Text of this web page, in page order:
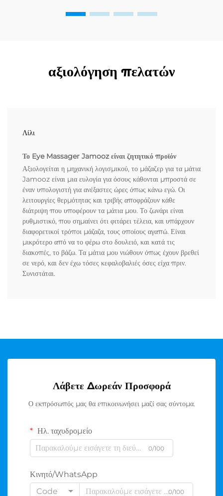
αξιολόγηση πελατών
Λίλι
Το Eye Massager Jamooz είναι ζητητικό προϊόν
Αξιολογείται η μηχανική λογισμικού, το μάζαζερ για τα μάτια
Jamooz είναι μια ευλογία για όσους κάθονται μπροστά σε
έναν υπολογιστή για ανέξαστες ώρες όπως κάνω εγώ. Οι
λειτουργίες θερμότητας και τριβής αποφράζουν κάθε
διάτριψη που υποφέρουν τα μάτια μου. Το ζωνάρι είναι
ρυθμιστικό, που σημαίνει ότι φιτάρει τέλεια, και υπάρχουν
διαφορετικοί τρόποι μάζαζα, τους οποίους αγαπώ. Είναι
μικρότερο από να το φέρω στο δουλειό, και κατά τις
διακοπές, το βάζω. Τα μάτια μου νιώθουν όπως έχουν βρεθεί
σε νερό, και δεν έχω τόσες κεφαλοβαλιές όσες είχα πριν.
Συνιστάται.
Λάβετε Δωρεάν Προσφορά
Ο εκπρόσωπός μας θα επικοινωνήσει μαζί σας σύντομα.
Ηλ. ταχυδρομείο
0/100
Κινητό/WhatsApp
Code
0/100